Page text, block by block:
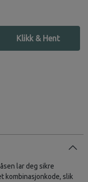
Klikk & Hent
lar deg sikre
kombinasjonkode, slik